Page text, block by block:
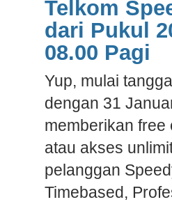
Telkom
dari Pukul
08.00 Pagi
Yup, mulai
dengan 31
memberikan
atau akses
pelanggan
Timebased,